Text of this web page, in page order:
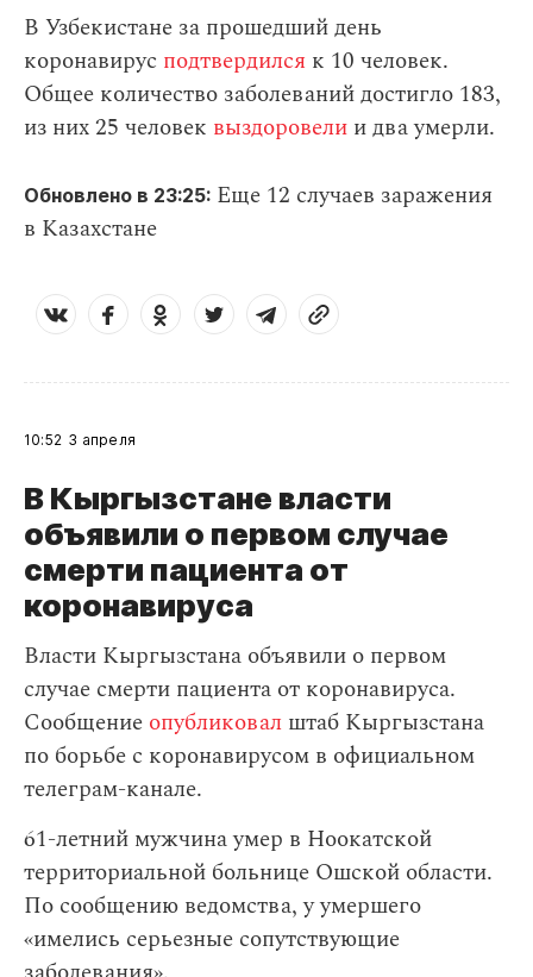
В Узбекистане за прошедший день
коронавирус подтвердился к 10 человек.
Общее количество заболеваний достигло 183,
из них 25 человек выздоровели и два умерли.
Обновлено в 23:25: Еще 12 случаев заражения
в Казахстане
10:52 3 апреля
В Кыргызстане власти
объявили о первом случае
смерти пациента от
коронавируса
Власти Кыргызстана объявили о первом
случае смерти пациента от коронавируса.
Сообщение опубликовал штаб Кыргызстана
по борьбе с коронавирусом в официальном
телеграм-канале.
61-летний мужчина умер в Ноокатской
территориальной больнице Ошской области.
По сообщению ведомства, у умершего
«имелись серьезные сопутствующие